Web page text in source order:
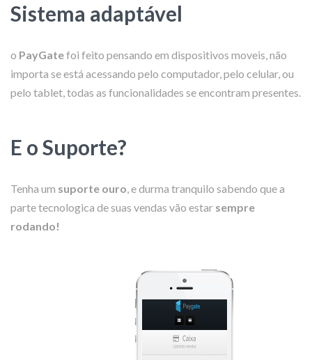
Sistema adaptável
o PayGatefoi feito pensando em dispositivos moveis, não
importa se está acessando pelo computador, pelo celular, ou
pelo tablet, todas as funcionalidades se encontram presentes.
E o Suporte?
Tenha um suporte ouro, e durma tranquilo sabendo que a
parte tecnologica de suas vendas vão estar sempre
rodando!